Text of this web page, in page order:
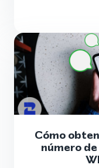
Cómo
número